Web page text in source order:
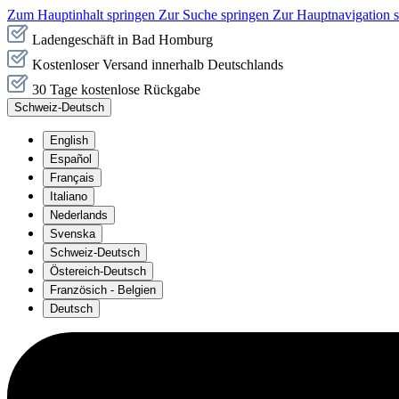
Zum Hauptinhalt springen Zur Suche springen Zur Hauptnavigation
Ladengeschäft in Bad Homburg
Kostenloser Versand innerhalb Deutschlands
30 Tage kostenlose Rückgabe
Schweiz-Deutsch
English
Español
Français
Italiano
Nederlands
Svenska
Schweiz-Deutsch
Östereich-Deutsch
Französich - Belgien
Deutsch